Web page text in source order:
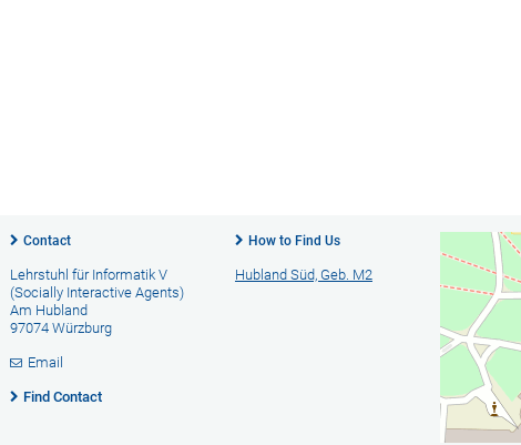
Contact
Lehrstuhl für Informatik V
(Socially Interactive Agents)
Am Hubland
97074 Würzburg
Email
Find Contact
How to Find Us
Hubland Süd, Geb. M2